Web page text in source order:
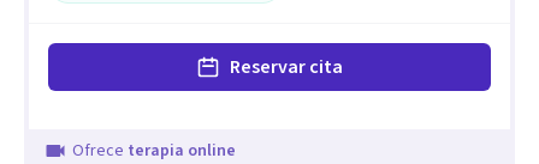
Reservar cita
Ofrece terapia online